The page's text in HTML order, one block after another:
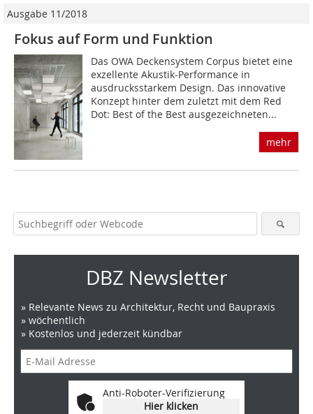
Ausgabe 11/2018
Fokus auf Form und Funktion
Das OWA Deckensystem Corpus bietet eine
exzellente Akustik-Performance in
ausdrucksstarkem Design. Das innovative
Konzept hinter dem zuletzt mit dem Red
Dot: Best of the Best ausgezeichneten...
mehr
DBZ Newsletter
» Relevante News zu Architektur, Recht und Baupraxis
» wöchentlich
» Kostenlos und jederzeit kündbar
Anti-Roboter-Verifizierung
Hier klicken